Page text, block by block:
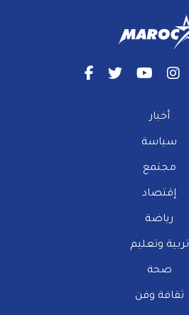
أخبار
سياسة
مجتمع
إقتصاد
رياضة
تربية وتعليم
صحة
ثقافة وفن